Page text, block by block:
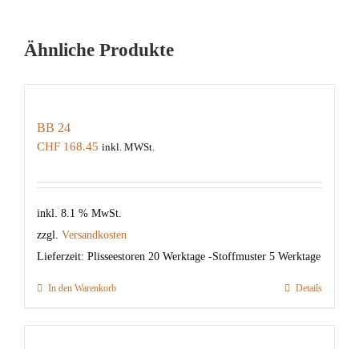
Ähnliche Produkte
BB 24
CHF 168.45 inkl. MWSt.
inkl. 8.1 % MwSt.
zzgl. Versandkosten
Lieferzeit: Plisseestoren 20 Werktage -Stoffmuster 5 Werktage
In den Warenkorb Details